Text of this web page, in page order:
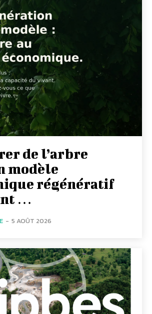
de l’arbre
modèle
régénératif
…
- 5 AOÛT 2026